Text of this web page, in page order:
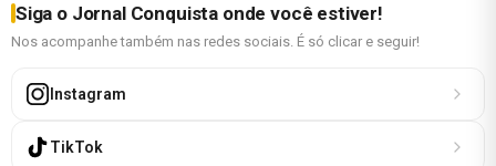
Siga o Jornal Conquista onde você estiver!
Nos acompanhe também nas redes sociais. É só clicar e seguir!
Instagram
TikTok